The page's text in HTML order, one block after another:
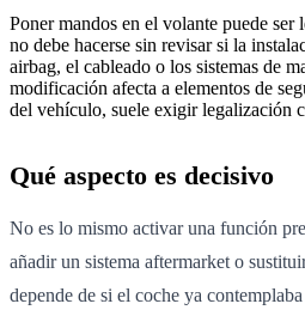
Poner mandos en el volante puede ser
no debe hacerse sin revisar si la
airbag, el cableado o los sistemas de
modificación afecta a elementos de
del vehículo, suele exigir legalización
Qué aspecto es decisivo
No es lo mismo activar una función
añadir un sistema aftermarket o
depende de si el coche ya